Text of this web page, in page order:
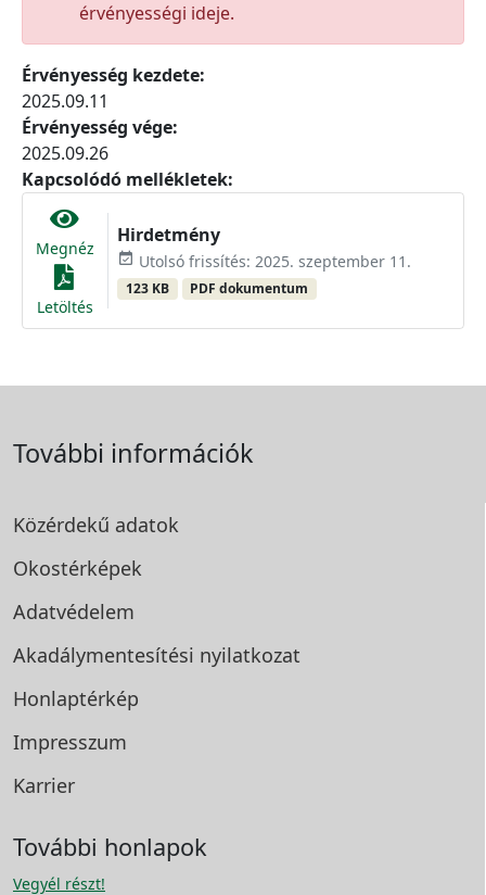
érvényességi ideje.
Érvényesség kezdete:
2025.09.11
Érvényesség vége:
2025.09.26
Kapcsolódó mellékletek:
Megnéz
Letöltés
Hirdetmény
event_available Utolsó frissítés: 2025. szeptember 11.
123 KB PDF dokumentum
További információk
Közérdekű adatok
Okostérképek
Adatvédelem
Akadálymentesítési nyilatkozat
Honlaptérkép
Impresszum
Karrier
További honlapok
Vegyél részt!